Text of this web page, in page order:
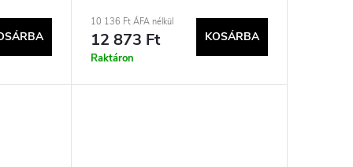
10 136 Ft ÁFA nélkül
12 873 Ft
Raktáron
KOSÁRBA